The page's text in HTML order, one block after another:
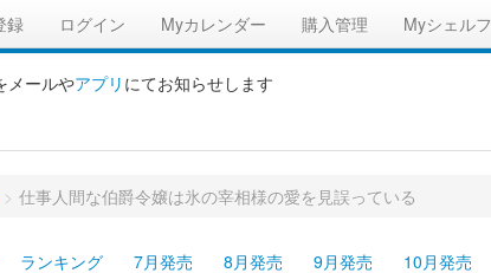
録 ログイン Myカレンダー 購入管理 Myシェルフ
メールやアプリ にてお知らせします
> 仕事人間な伯爵令嬢は氷の宰相様の愛を見誤っている
ランキング 7月発売 8月発売 9月発売 10月発売